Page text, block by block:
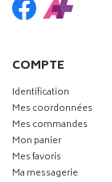
COMPTE
Identification
Mes coordonnées
Mes commandes
Mon panier
Mes favoris
Ma messagerie